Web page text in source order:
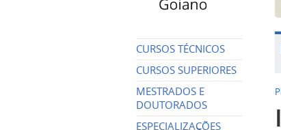
CURSOS TÉCNICOS
CURSOS SUPERIORES
MESTRADOS E
DOUTORADOS
ESPECIALIZAÇÕES